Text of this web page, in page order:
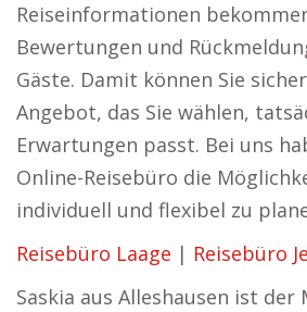
Reiseinformationen
Bewertungen und
Gäste. Damit können Sie
Angebot, das Sie wählen,
Erwartungen passt. Bei uns
Online-Reisebüro die
individuell und flexibel zu
Reisebüro Laage | Reisebüro
Saskia aus Alleshausen ist der